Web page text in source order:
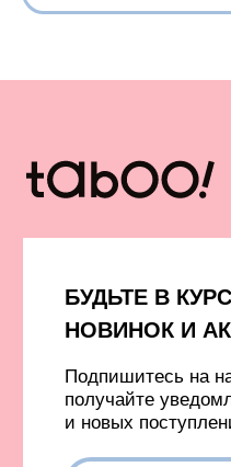
©️ 2021-2026 Все права защищены
ИП Окулов Константин Викторович
TELEGRAM
Политика конфиденциальности